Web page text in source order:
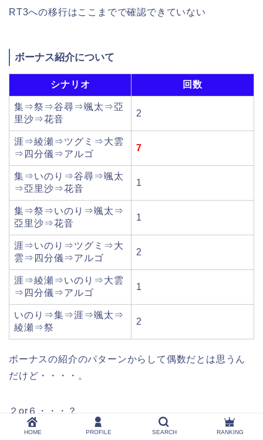
RT3への移行はここまでで確認できていない
ボーナス紹介について
シナリオ 回数
集⇒祭⇒谷尋⇒颯太⇒亞
里沙⇒花音
2
涯⇒綾瀬⇒ツグミ⇒大雲
⇒四分儀⇒アルゴ
7
集⇒いのり⇒谷尋⇒颯太
⇒亞里沙⇒花音
1
集⇒祭⇒いのり⇒颯太⇒
亞里沙⇒花音
1
涯⇒いのり⇒ツグミ⇒大
雲⇒四分儀⇒アルゴ
2
涯⇒綾瀬⇒いのり⇒大雲
⇒四分儀⇒アルゴ
1
いのり⇒集⇒涯⇒颯太⇒
綾瀬⇒祭
2
ボーナスの紹介のパターンからして偶数だとは思うん
だけど・・・・。
２or６・・・？
HOME PROFILE SEARCH RANKING